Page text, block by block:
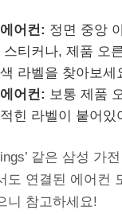
어컨: 정면 중앙
스티커나, 제품 오
라벨을 찾아보세
어컨: 보통 제품
힌 라벨이 붙어있
같은 삼성 가
도 연결된 에어컨
니 참고하세요!